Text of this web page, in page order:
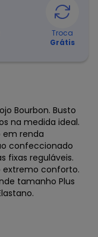
Troca
Grátis
Bourbon. Busto
na medida ideal.
renda
confeccionado
fixas reguláveis.
extremo conforto.
tamanho Plus
Demillus